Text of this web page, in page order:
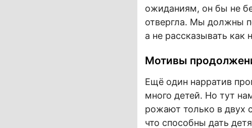
ожиданиям, он бы не
отвергла. Мы должны
а не рассказывать как
Мотивы
Ещё один нарратив
много детей. Но тут
рожают только в двух
что способны дать